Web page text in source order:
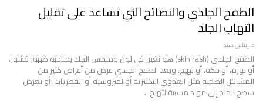
الطفح الجلدي والنصائح التي تساعد على تقليل
التهاب الجلد
د. إيناس سند
الطفح الجلدي (skin rash) هو تغيير في لون وملمس الجلد يصاحبه ظهور قشور،
أو تورم، أو حكة، أو تهيج. ويعد الطفح الجلدي عرض من أعراض كثير من
المشاكل الصحية مثل العدوى البكتيرية أوالفيروسية أو الفطريات، أو تعرض
سطح الجلد إلى مواد مسببة لتهيج…